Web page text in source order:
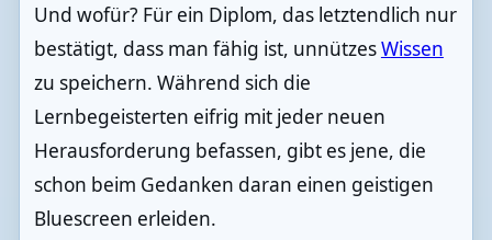
Und wofür? Für ein Diplom, das letztendlich nur
bestätigt, dass man fähig ist, unnützesWissen
zu speichern. Während sich die
Lernbegeisterten eifrig mit jeder neuen
Herausforderung befassen, gibt es jene, die
schon beim Gedanken daran einen geistigen
Bluescreen erleiden.